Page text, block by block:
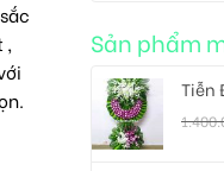
,
Sản phẩm
Tiễn